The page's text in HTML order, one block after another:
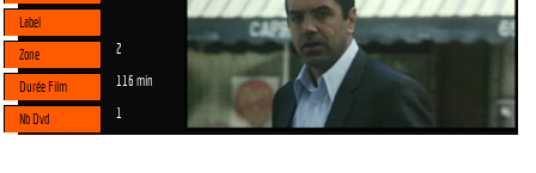
Label
Zone
2
Durée Film 116 min
Nb Dvd 1